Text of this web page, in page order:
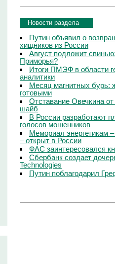
Новости раздела
Путин объявил о
хищников из России
Август подложит
Приморья?
Итоги ПМЭФ в области
аналитики
Месяц магнитных бурь:
готовыми
Отставание Овечкина
шайб
В России разработают
голосов мошенников
Мемориал энергетикам
– открыт в России
ФАС заинтересовался
Сбербанк создает
Technologies
Путин поблагодарил